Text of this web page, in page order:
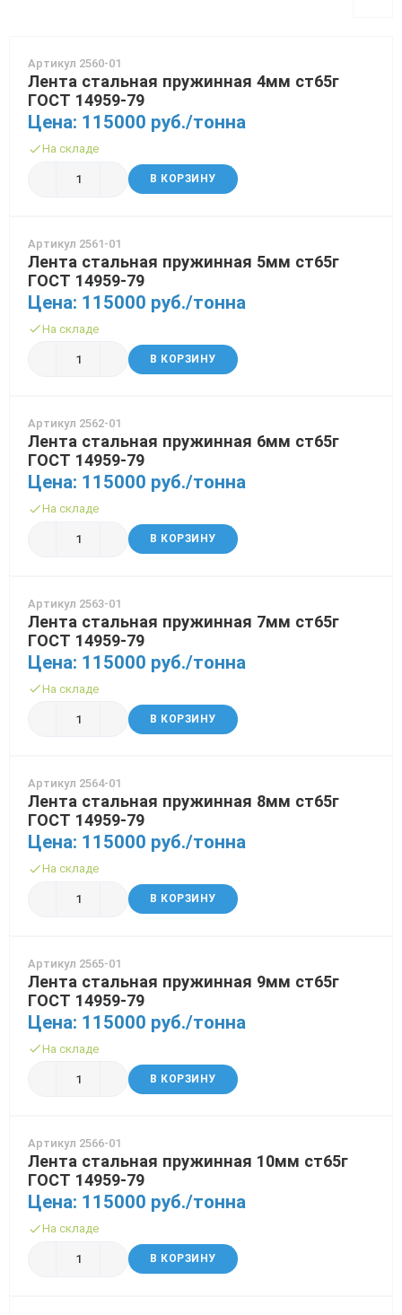
Артикул 2560-01
Лента стальная пружинная 4мм ст65г
ГОСТ 14959-79
Цена: 115000 руб./тонна
На складе
В КОРЗИНУ
Артикул 2561-01
Лента стальная пружинная 5мм ст65г
ГОСТ 14959-79
Цена: 115000 руб./тонна
На складе
В КОРЗИНУ
Артикул 2562-01
Лента стальная пружинная 6мм ст65г
ГОСТ 14959-79
Цена: 115000 руб./тонна
На складе
В КОРЗИНУ
Артикул 2563-01
Лента стальная пружинная 7мм ст65г
ГОСТ 14959-79
Цена: 115000 руб./тонна
На складе
В КОРЗИНУ
Артикул 2564-01
Лента стальная пружинная 8мм ст65г
ГОСТ 14959-79
Цена: 115000 руб./тонна
На складе
В КОРЗИНУ
Артикул 2565-01
Лента стальная пружинная 9мм ст65г
ГОСТ 14959-79
Цена: 115000 руб./тонна
На складе
В КОРЗИНУ
Артикул 2566-01
Лента стальная пружинная 10мм ст65г
ГОСТ 14959-79
Цена: 115000 руб./тонна
На складе
В КОРЗИНУ
80x80 мм
100x100 мм
Труба бурильная СБТМ, ТБСУ
Труба котельная
Труба крекинговая
Труба магистральная
Труба нефтепроводная
Труба обсадная
Труба спиралешовная
Трубы стальные лежалые Б/У
Трубы в ВУС изоляции
14 мм
16 мм
18 мм
40 мм
50 мм
Труба профильная
Проволока колючая Репейник
Проволока наплавочная
Проволока оцинкованная
Проволока полиграфическая
Проволока телеграфная
Проволока гвоздильная